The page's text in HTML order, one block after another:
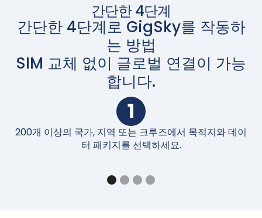
간단한 4단계
간단한 4단계로 GigSky를 작동하
는 방법
SIM 교체 없이 글로벌 연결이 가능
합니다.
1
200개 이상의 국가, 지역 또는 크루즈에서 목적지와 데이
터 패키지를 선택하세요.